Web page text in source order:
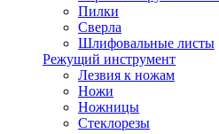
Пилки
Сверла
Шлифовальные листы
Режущий инструмент
Лезвия к ножам
Ножи
Ножницы
Стеклорезы